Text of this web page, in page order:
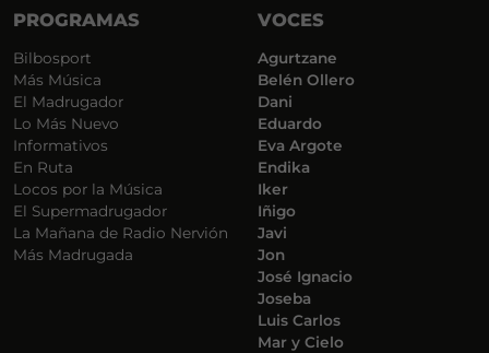
PROGRAMAS
Bilbosport
Más Música
El Madrugador
Lo Más Nuevo
Informativos
En Ruta
Locos por la Música
El Supermadrugador
La Mañana de Radio Nervión
Más Madrugada
VOCES
Agurtzane
Belén Ollero
Dani
Eduardo
Eva Argote
Endika
Iker
Iñigo
Javi
Jon
José Ignacio
Joseba
Luis Carlos
Mar y Cielo